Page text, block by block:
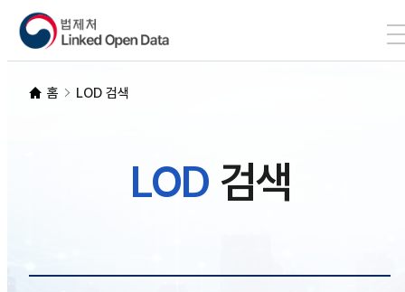
LOD 검색
홈 LOD 검색
LOD검색